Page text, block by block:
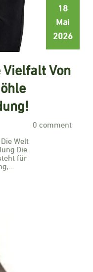
18
Mai
2026
Von
0 comment
Welt
Die
für